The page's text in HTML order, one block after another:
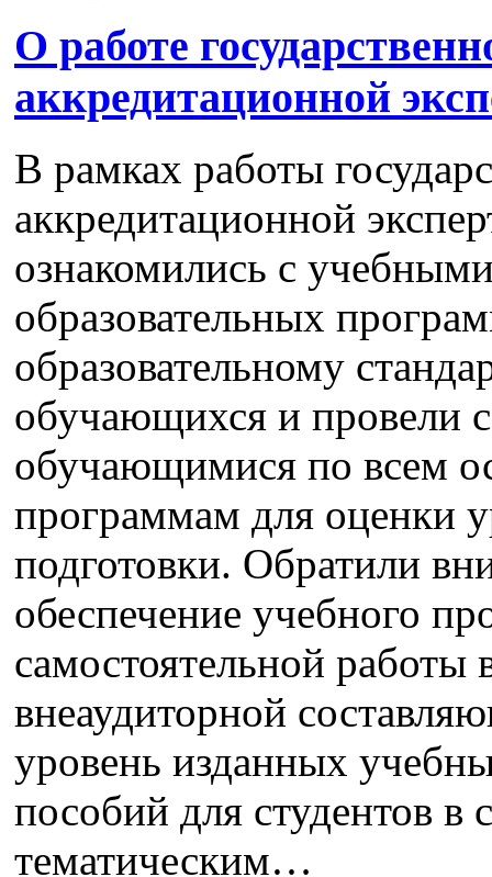
О работе
аккредитационной
В рамках работы
аккредитационной
ознакомились с
образовательных
образовательному
обучающихся и провели
обучающимися по всем
программам для оценки
подготовки. Обратили
обеспечение учебного
самостоятельной работы
внеаудиторной
уровень изданных
пособий для студентов в
тематическим…